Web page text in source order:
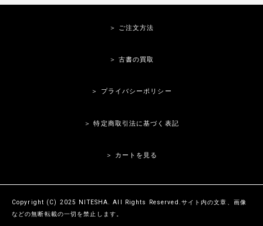
＞ ご注文方法
＞ 古書の買取
＞ プライバシーポリシー
＞ 特定商取引法に基づく表記
＞ カートを見る
Copyright (C) 2025 NITESHA. All Rights Reserved.サイト内の文章、画像
などの無断転載の一切を禁止します。